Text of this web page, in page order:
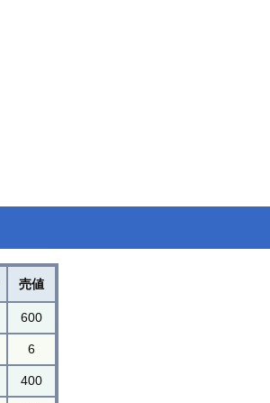
売値
600
6
400